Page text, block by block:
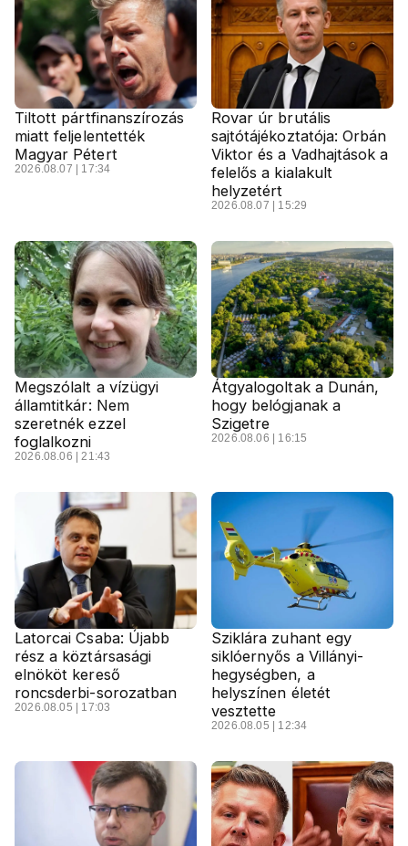
Tiltott pártfinanszírozás
miatt feljelentették
Magyar Pétert
2026.08.07 | 17:34
Rovar úr brutális
sajtótájékoztatója: Orbán
Viktor és a Vadhajtások a
felelős a kialakult
helyzetért
2026.08.07 | 15:29
Megszólalt a vízügyi
államtitkár: Nem
szeretnék ezzel
foglalkozni
2026.08.06 | 21:43
Átgyalogoltak a Dunán,
hogy belógjanak a
Szigetre
2026.08.06 | 16:15
Latorcai Csaba: Újabb
rész a köztársasági
elnököt kereső
roncsderbi-sorozatban
2026.08.05 | 17:03
Sziklára zuhant egy
siklóernyős a Villányi-
hegységben, a
helyszínen életét
vesztette
2026.08.05 | 12:34